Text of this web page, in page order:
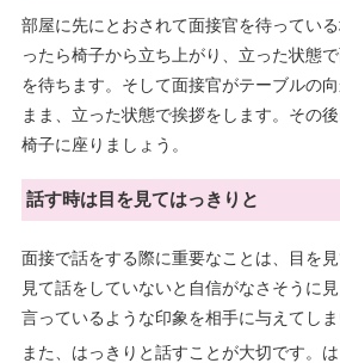
部屋に先にとおされて面接官を待ってい
ったら椅子から立ち上がり、立った状態
を待ちます。そして面接官がテーブルの
まま、立った状態で挨拶をします。その
椅子に座りましょう。
話す時は目を見てはっきりと
面接で話をする際に重要なことは、目を
見て話をしていないと自信がなさそうに
言っているような印象を相手に与えてしま
また、はっきりと話すことが大切です。